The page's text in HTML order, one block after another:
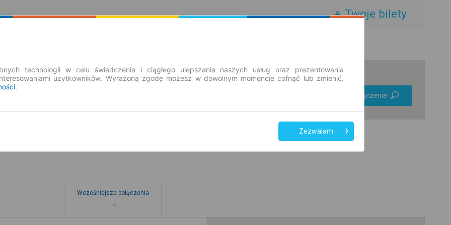
Twoje bilety
Znajdź połączenie
Wcześniejsze połączenia
technologii w celu świadczenia i ciągłego ulepszania naszych usług oraz prezentowania
użytkowników. Wyrażoną zgodę możesz w dowolnym momencie cofnąć lub zmienić.
.
Zezwalam